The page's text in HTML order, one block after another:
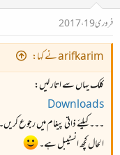
فروری 19، 2017
arifkarim نے کہا:
کلک یہاں سے اتار لیں:
Downloads
الحال کچھ انسٹیبل ہے۔